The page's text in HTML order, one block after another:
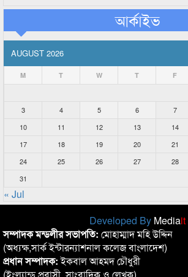
আর্কাইভ
AUGUST 2026
M T W T F
3
4 5 6 7
10
11 12 13 14
17
18 19 20 21
24
25 26 27 28
31
« Jul
Developed By Mediait
সম্পাদক মন্ডলীর সভাপতি: মোহাম্মাদ মহি উদ্দিন
(অধ্যক্ষ,সার্ক ইন্টারন্যাশনাল কলেজ বাংলাদেশ)
প্রধান সম্পাদক:ইকবাল আহমদ চৌধুরী